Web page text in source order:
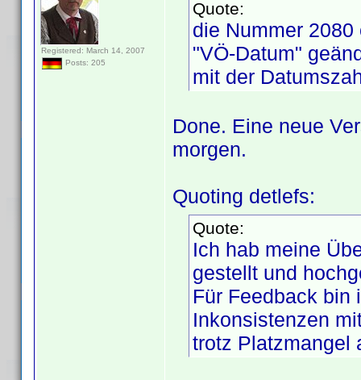
Registered: March 14, 2007
Posts: 205
Quote:
die Nummer
"VÖ-Datum"
mit der
Done. Eine neue
morgen.
Quoting detlefs:
Quote:
Ich hab meine
gestellt und
Für Feedback bin
Inkonsistenzen
trotz Platzmangel